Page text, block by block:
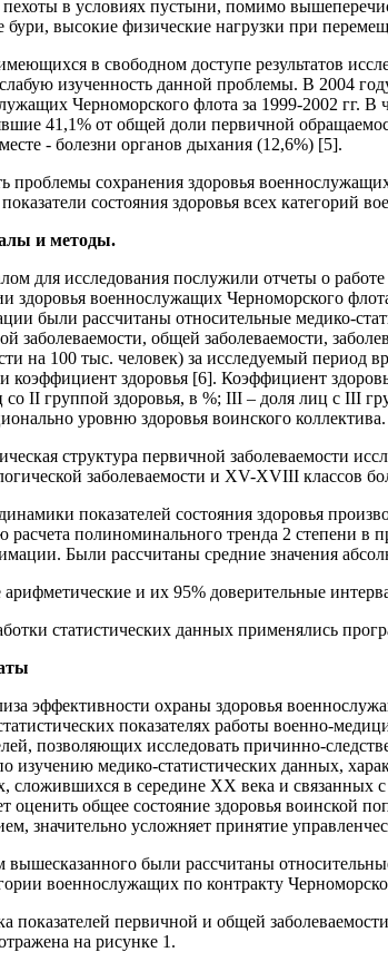
в условиях пустыни, помимо
высокие физические нагрузки при
в свободном доступе результатов
изученность данной проблемы. В 2004
Черноморского флота за 1999-2002 гг.
41,1% от общей доли первичной
- болезни органов дыхания (12,6%) [5].
проблемы сохранения здоровья
состояния здоровья всех категорий
и методы.
для исследования послужили отчеты о
здоровья военнослужащих Черноморского
были рассчитаны относительные медико-
заболеваемости, общей заболеваемости,
на 100 тыс. человек) за исследуемый период
коэффициент здоровья [6]. Коэффициент
со II группой здоровья, в %; III – доля лиц с III
уровню здоровья воинского коллектива.
структура первичной заболеваемости
заболеваемости и XV-XVIII классов
показателей состояния здоровья
полиноминального тренда 2 степени в
Были рассчитаны средние значения
и их 95% доверительные
статистических данных применялись
эффективности охраны здоровья
показателях работы военно-
позволяющих исследовать причинно-
изучению медико-статистических данных,
сложившихся в середине XX века и связанных
оценить общее состояние здоровья воинской
значительно усложняет принятие
вышесказанного были рассчитаны
военнослужащих по контракту
показателей первичной и общей
на рисунке 1.